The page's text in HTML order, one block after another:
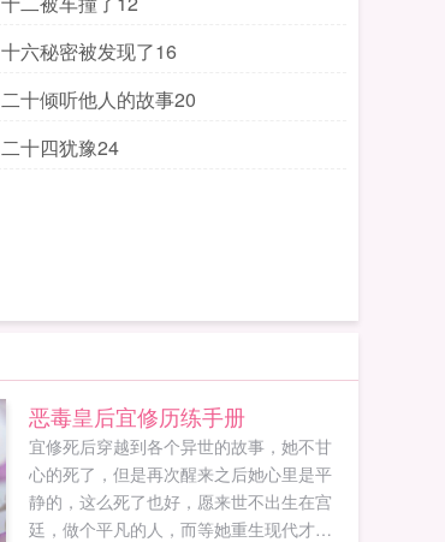
十六秘密被发现了16
二十倾听他人的故事20
二十四犹豫24
恶毒皇后宜修历练手册
宜修死后穿越到各个异世的故事，她不甘
心的死了，但是再次醒来之后她心里是平
静的，这么死了也好，愿来世不出生在宫
廷，做个平凡的人，而等她重生现代才发